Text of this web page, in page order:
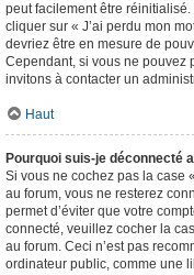
peut facilement être
cliquer sur « J’ai perdu mon
devriez être en mesure de
Cependant, si vous ne pouvez
invitons à contacter un
Haut
Pourquoi suis-je déconnecté
Si vous ne cochez pas la case
au forum, vous ne resterez
permet d’éviter que votre
connecté, veuillez cocher la
au forum. Ceci n’est pas
ordinateur public, comme une